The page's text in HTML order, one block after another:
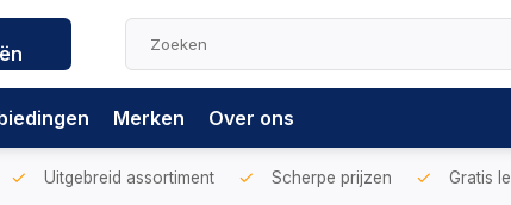
Merken Over ons
Uitgebreid assortiment Scherpe prijzen Gratis